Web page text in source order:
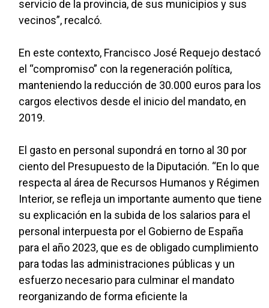
servicio de la provincia, de sus municipios y sus
vecinos”, recalcó.
En este contexto, Francisco José Requejo destacó
el “compromiso” con la regeneración política,
manteniendo la reducción de 30.000 euros para los
cargos electivos desde el inicio del mandato, en
2019.
El gasto en personal supondrá en torno al 30 por
ciento del Presupuesto de la Diputación. “En lo que
respecta al área de Recursos Humanos y Régimen
Interior, se refleja un importante aumento que tiene
su explicación en la subida de los salarios para el
personal interpuesta por el Gobierno de España
para el año 2023, que es de obligado cumplimiento
para todas las administraciones públicas y un
esfuerzo necesario para culminar el mandato
reorganizando de forma eficiente la